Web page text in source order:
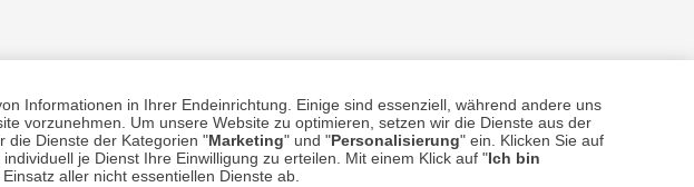
Informationen in Ihrer Endeinrichtung. Einige sind essenziell, während andere uns
vorzunehmen. Um unsere Website zu optimieren, setzen wir die Dienste aus der
die Dienste der Kategorien "Marketing" und "Personalisierung" ein. Klicken Sie auf
je Dienst Ihre Einwilligung zu erteilen. Mit einem Klick auf "Ich bin
aller nicht essentiellen Dienste ab.
UnsereVersand- und Zahlungsarten